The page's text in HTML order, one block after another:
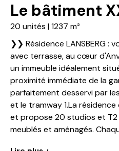
Le bâtiment
20 unités | 1237 m²
❯❯ Résidence LANSBERG :
avec terrasse, au cœur
un immeuble idéalement
proximité immédiate de la
parfaitement desservi par
et le tramway 1.La
et propose 20 studios et
meublés et aménagés.